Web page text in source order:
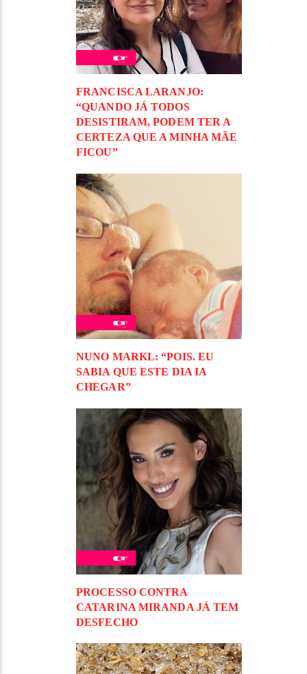
FRANCISCA LARANJO:
“QUANDO JÁ TODOS
DESISTIRAM, PODEM TER A
CERTEZA QUE A MINHA MÃE
FICOU”
NUNO MARKL: “POIS. EU
SABIA QUE ESTE DIA IA
CHEGAR”
PROCESSO CONTRA
CATARINA MIRANDA JÁ TEM
DESFECHO